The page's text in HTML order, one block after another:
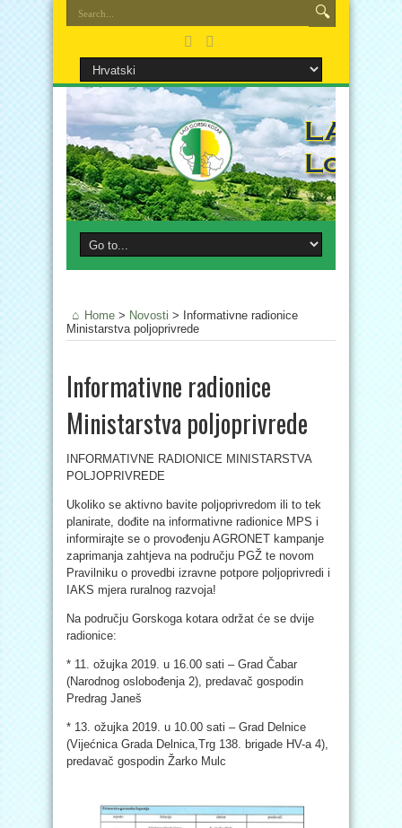
Home > Novosti > Informativne radionice
Ministarstva poljoprivrede
Informativne radionice
Ministarstva poljoprivrede
INFORMATIVNE RADIONICE MINISTARSTVA
POLJOPRIVREDE
Ukoliko se aktivno bavite poljoprivredom ili to tek
planirate, dođite na informativne radionice MPS i
informirajte se o provođenju AGRONET kampanje
zaprimanja zahtjeva na području PGŽ te novom
Pravilniku o provedbi izravne potpore poljoprivredi i
IAKS mjera ruralnog razvoja!
Na području Gorskoga kotara održat će se dvije
radionice:
* 11. ožujka 2019. u 16.00 sati – Grad Čabar
(Narodnog oslobođenja 2), predavač gospodin
Predrag Janeš
* 13. ožujka 2019. u 10.00 sati – Grad Delnice
(Vijećnica Grada Delnica,Trg 138. brigade HV-a 4),
predavač gospodin Žarko Mulc